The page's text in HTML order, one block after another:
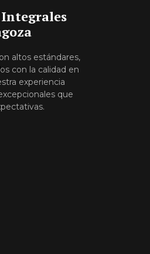
altos estándares,
con la calidad en
experiencia
que